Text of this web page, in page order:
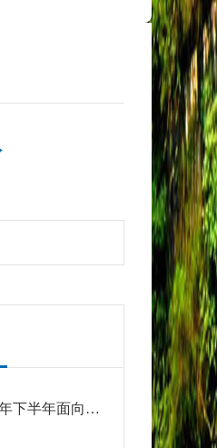
新疆生产建设兵团2025年下半年面向社会公开招聘事业单位工作人员公告(招聘人数2398名，8月12日至8月20日报名)